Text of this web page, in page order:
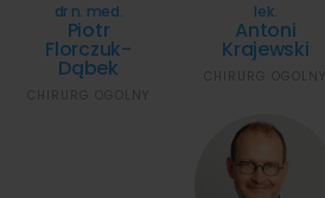
dr n. med.
Piotr
Florczuk-
Dąbek
lek.
Antoni
Krajewski